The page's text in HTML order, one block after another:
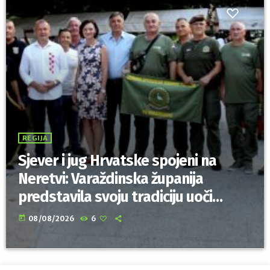
REGIJA
Sjever i jug Hrvatske spojeni na
Neretvi: Varaždinska županija
predstavila svoju tradiciju uoči
Maratona lađa
today 08/08/2026 6